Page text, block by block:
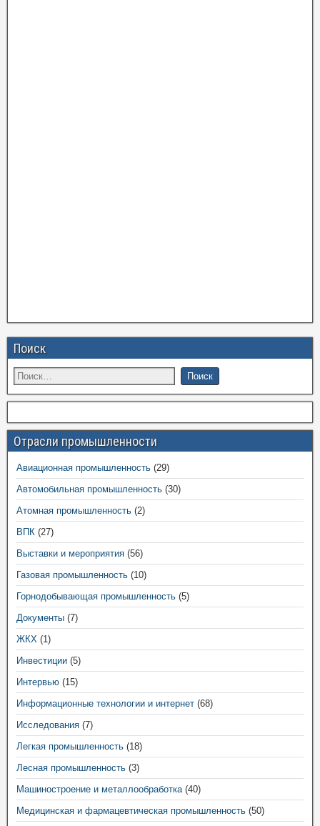
Поиск
Отрасли промышленности
Авиационная промышленность (29)
Автомобильная промышленность (30)
Атомная промышленность (2)
ВПК (27)
Выставки и мероприятия (56)
Газовая промышленность (10)
Горнодобывающая промышленность (5)
Документы (7)
ЖКХ (1)
Инвестиции (5)
Интервью (15)
Информационные технологии и интернет (68)
Исследования (7)
Легкая промышленность (18)
Лесная промышленность (3)
Машиностроение и металлообработка(40)
Медицинская и фармацевтическая промышленность (50)